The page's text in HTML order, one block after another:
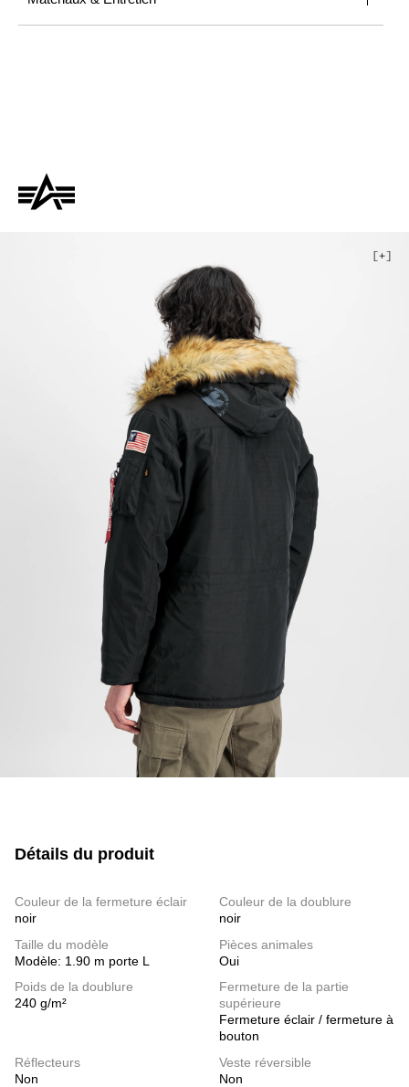
Détails du produit
Couleur de la fermeture éclair
noir
Couleur de la doublure
noir
Taille du modèle
Modèle: 1.90 m porte L
Pièces animales
Oui
Poids de la doublure
240 g/m²
Fermeture de la partie
supérieure
Fermeture éclair / fermeture à
bouton
Réflecteurs
Non
Veste réversible
Non